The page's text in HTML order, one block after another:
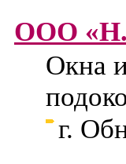
ООО
Окна
г.